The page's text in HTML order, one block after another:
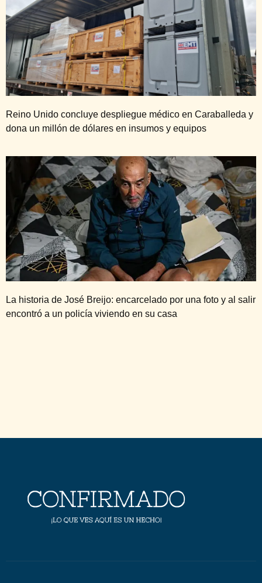
Reino Unido concluye despliegue médico en Caraballeda y
dona un millón de dólares en insumos y equipos
La historia de José Breijo: encarcelado por una foto y al salir
encontró a un policía viviendo en su casa